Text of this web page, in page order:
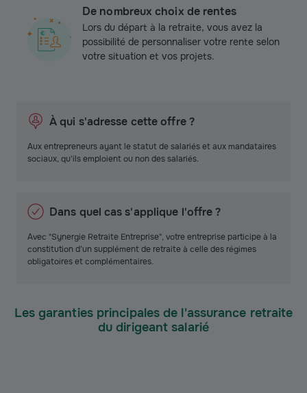
De nombreux choix de rentes
Lors du départ à la retraite, vous avez la
possibilité de personnaliser votre rente selon
votre situation et vos projets.
À qui s'adresse cette offre ?
Aux entrepreneurs ayant le statut de salariés et aux mandataires
sociaux, qu'ils emploient ou non des salariés.
Dans quel cas s'applique l'offre ?
Avec "Synergie Retraite Entreprise", votre entreprise participe à la
constitution d’un supplément de retraite à celle des régimes
obligatoires et complémentaires.
Les garanties principales de l'assurance retraite
du dirigeant salarié